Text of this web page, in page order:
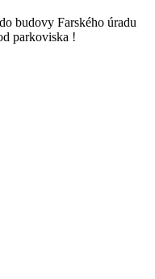
budovy Farského úradu
parkoviska !